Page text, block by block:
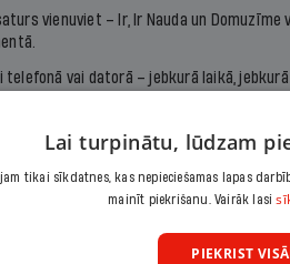
vienuviet – Ir, Ir Nauda un Domuzīme
telefonā vai datorā – jebkurā laikā, jebkurā
Lai turpinātu, lūdzam
tikai sīkdatnes, kas nepieciešamas lapas
mainīt piekrišanu. Vairāk lasi
PIEKRIST